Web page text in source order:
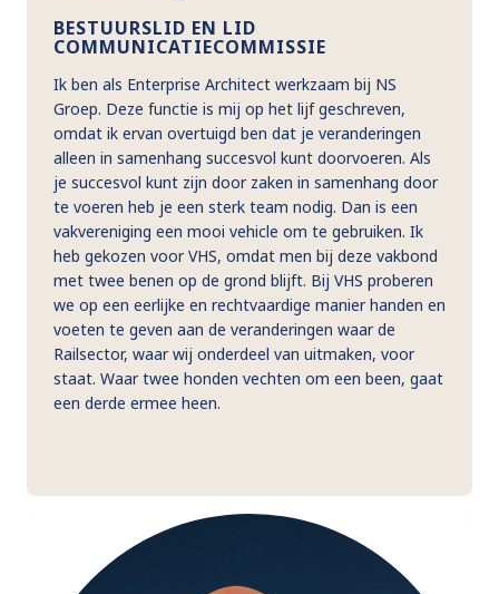
BESTUURSLID EN LID
COMMUNICATIECOMMISSIE
Ik ben als Enterprise Architect werkzaam bij NS
Groep. Deze functie is mij op het lijf geschreven,
omdat ik ervan overtuigd ben dat je veranderingen
alleen in samenhang succesvol kunt doorvoeren. Als
je succesvol kunt zijn door zaken in samenhang door
te voeren heb je een sterk team nodig. Dan is een
vakvereniging een mooi vehicle om te gebruiken. Ik
heb gekozen voor VHS, omdat men bij deze vakbond
met twee benen op de grond blijft. Bij VHS proberen
we op een eerlijke en rechtvaardige manier handen en
voeten te geven aan de veranderingen waar de
Railsector, waar wij onderdeel van uitmaken, voor
staat. Waar twee honden vechten om een been, gaat
een derde ermee heen.